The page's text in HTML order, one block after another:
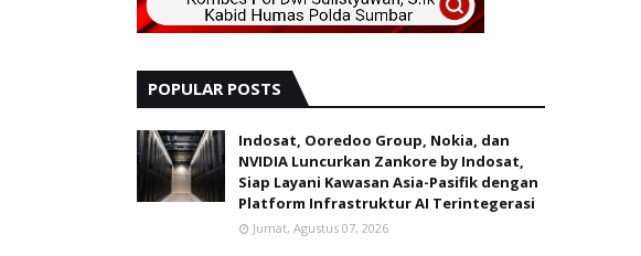
POPULAR POSTS
Indosat, Ooredoo Group, Nokia, dan
NVIDIA Luncurkan Zankore by Indosat,
Siap Layani Kawasan Asia-Pasifik dengan
Platform Infrastruktur AI Terintegerasi
Jumat, Agustus 07, 2026